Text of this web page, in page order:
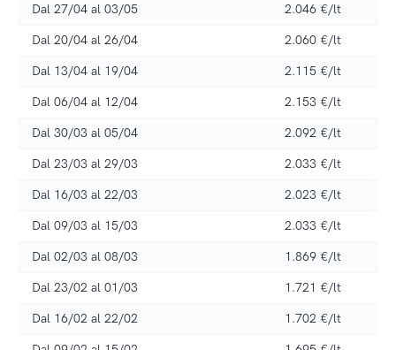
Dal 27/04 al 03/05 2.046 €/lt
Dal 20/04 al 26/04 2.060 €/lt
Dal 13/04 al 19/04 2.115 €/lt
Dal 06/04 al 12/04 2.153 €/lt
Dal 30/03 al 05/04 2.092 €/lt
Dal 23/03 al 29/03 2.033 €/lt
Dal 16/03 al 22/03 2.023 €/lt
Dal 09/03 al 15/03 2.033 €/lt
Dal 02/03 al 08/03 1.869 €/lt
Dal 23/02 al 01/03 1.721 €/lt
Dal 16/02 al 22/02 1.702 €/lt